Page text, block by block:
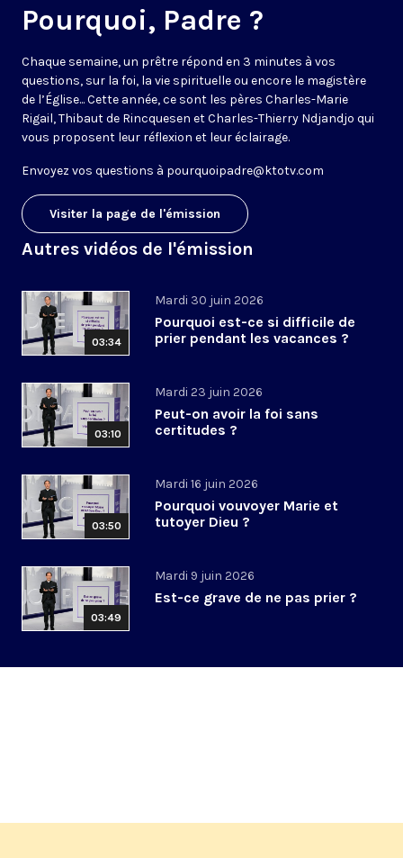
Pourquoi, Padre ?
Chaque semaine, un prêtre répond en 3 minutes à vos
questions, sur la foi, la vie spirituelle ou encore le magistère
de l’Église... Cette année, ce sont les pères Charles-Marie
Rigail, Thibaut de Rincquesen et Charles-Thierry Ndjandjo qui
vous proposent leur réflexion et leur éclairage.
Envoyez vos questions à pourquoipadre@ktotv.com
Visiter la page de l'émission
Autres vidéos de l'émission
03:34
Mardi 30 juin 2026
Pourquoi est-ce si difficile de
prier pendant les vacances ?
03:10
Mardi 23 juin 2026
Peut-on avoir la foi sans
certitudes ?
03:50
Mardi 16 juin 2026
Pourquoi vouvoyer Marie et
tutoyer Dieu ?
03:49
Mardi 9 juin 2026
Est-ce grave de ne pas prier ?